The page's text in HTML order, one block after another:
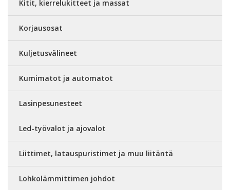
Kitit, kierrelukitteet ja massat
Korjausosat
Kuljetusvälineet
Kumimatot ja automatot
Lasinpesunesteet
Led-työvalot ja ajovalot
Liittimet, latauspuristimet ja muu liitäntä
Lohkolämmittimen johdot